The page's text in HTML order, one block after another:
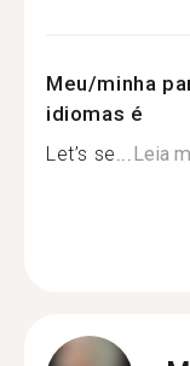
Meu/minha
idiomas é
Let’s se...Leia